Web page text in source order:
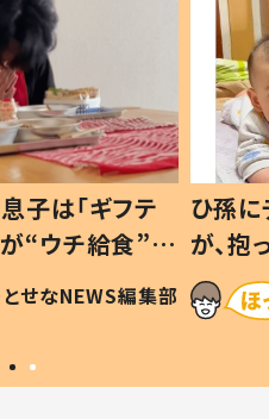
子は「ギフテ
“ウチ給食”を
は #令和の親
とせなNEWS編集部
ひ孫
が、
「涙が
い」